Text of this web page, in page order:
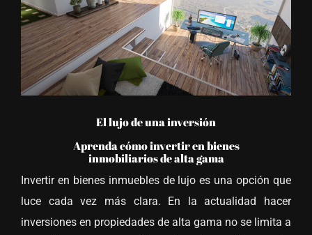
El lujo de una inversión
Aprenda cómo invertir en bienes
inmobiliarios de alta gama
Invertir en bienes inmuebles de lujo es una opción que
luce cada vez más clara. En la actualidad hacer
inversiones en propiedades de alta gama no se limita a